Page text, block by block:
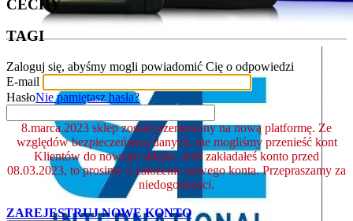
CECHY
TAGI
Zaloguj się, abyśmy mogli powiadomić Cię o odpowiedzi
E-mail
HasłoNie pamiętasz hasła?
8.marca.2023 sklep został przeniesiony na nową platformę. Ze
względów bezpieczeństwa danych, nie mogliśmy przenieść kont
Klientów do nowego sklepu. Jeśli zakładałeś konto przed
08.03.2023, to prosimy o założenie nowego konta. Przepraszamy za
niedogodności.
ZAREJESTRUJ NOWE KONTO